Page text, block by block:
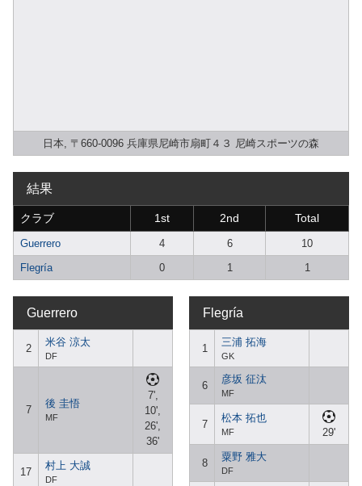
日本, 〒660-0096 兵庫県尼崎市扇町４３ 尼崎スポーツの森
結果
クラブ 1st 2nd Total
Guerrero 4 6
10
Flegría
0 1 1
Guerrero
2
米谷 涼太
DF
7
後 圭悟
MF
7',
10',
26',
36'
17
村上 大誠
DF
Flegría
1
三浦 拓海
GK
6
彦坂 征汰
MF
7
松本 拓也
MF 29'
8
粟野 雅大
DF